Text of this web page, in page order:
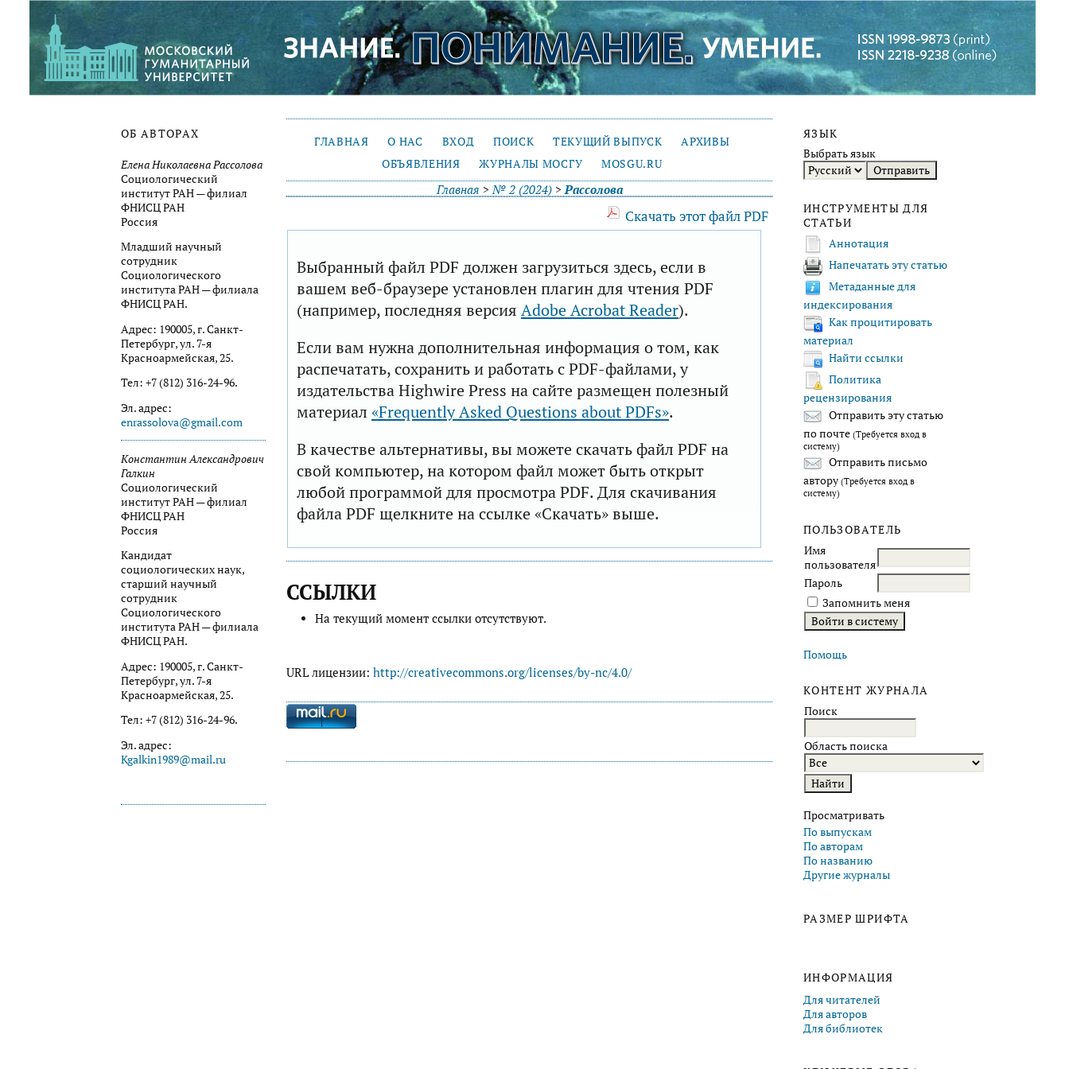
ОБ АВТОРАХ
Елена Николаевна Рассолова
Социологический
институт РАН — филиал
ФНИСЦ РАН
Россия
Младший научный
сотрудник
Социологического
института РАН — филиала
ФНИСЦ РАН.
Адрес: 190005, г. Санкт-
Петербург, ул. 7-я
Красноармейская, 25.
Тел: +7 (812) 316-24-96.
Эл. адрес:
enrassolova@gmail.com
Константин Александрович
Галкин
Социологический
институт РАН — филиал
ФНИСЦ РАН
Россия
Кандидат
социологических наук,
старший научный
сотрудник
Социологического
института РАН — филиала
ФНИСЦ РАН.
Адрес: 190005, г. Санкт-
Петербург, ул. 7-я
Красноармейская, 25.
Тел: +7 (812) 316-24-96.
Эл. адрес:
Kgalkin1989@mail.ru
ЯЗЫК
Выбрать язык
ИНСТРУМЕНТЫ ДЛЯ
СТАТЬИ
Аннотация
Напечатать эту статью
Метаданные для
индексирования
Как процитировать
материал
Найти ссылки
Политика
рецензирования
Отправить эту статью
по почте (Требуется вход в
систему)
Отправить письмо
автору (Требуется вход в
систему)
ПОЛЬЗОВАТЕЛЬ
Имя
пользователя
Пароль
Запомнить меня
Помощь
КОНТЕНТ ЖУРНАЛА
Поиск
Область поиска
Просматривать
По выпускам
По авторам
По названию
Другие журналы
РАЗМЕР ШРИФТА
ИНФОРМАЦИЯ
Для читателей
Для авторов
Для библиотек
ГЛАВНАЯ О НАС ВХОД ПОИСК ТЕКУЩИЙ ВЫПУСК
АРХИВЫ
ОБЪЯВЛЕНИЯ
ЖУРНАЛЫ МОСГУ MOSGU.RU
Главная >№ 2 (2024)>Рассолова
Скачать этот файл PDF
Выбранный файл PDF должен загрузиться здесь, если в
вашем веб-браузере установлен плагин для чтения PDF
(например, последняя версия Adobe Acrobat Reader).
Если вам нужна дополнительная информация о том, как
распечатать, сохранить и работать с PDF-файлами, у
издательства Highwire Press на сайте размещен полезный
материал «Frequently Asked Questions about PDFs».
В качестве альтернативы, вы можете скачать файл PDF на
свой компьютер, на котором файл может быть открыт
любой программой для просмотра PDF. Для скачивания
файла PDF щелкните на ссылке «Скачать» выше.
ССЫЛКИ
На текущий момент ссылки отсутствуют.
URL лицензии: http://creativecommons.org/licenses/by-nc/4.0/